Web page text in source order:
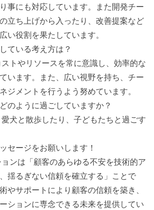
事にも対応しています。また開発チー
立ち上げから入ったり、改善提案など
い役割を果たしています。
ている考え方は？
トやリソースを常に意識し、効率的な
います。また、広い視野を持ち、チー
ジメントを行うよう努めています。
のように過ごしていますか？
犬と散歩したり、子どもたちと過ごす
セージをお願いします！
ンは「顧客のあらゆる不安を技術的ア
揺るぎない信頼を確立する」ことで
やサポートにより顧客の信頼を築き、
ションに専念できる未来を提供してい